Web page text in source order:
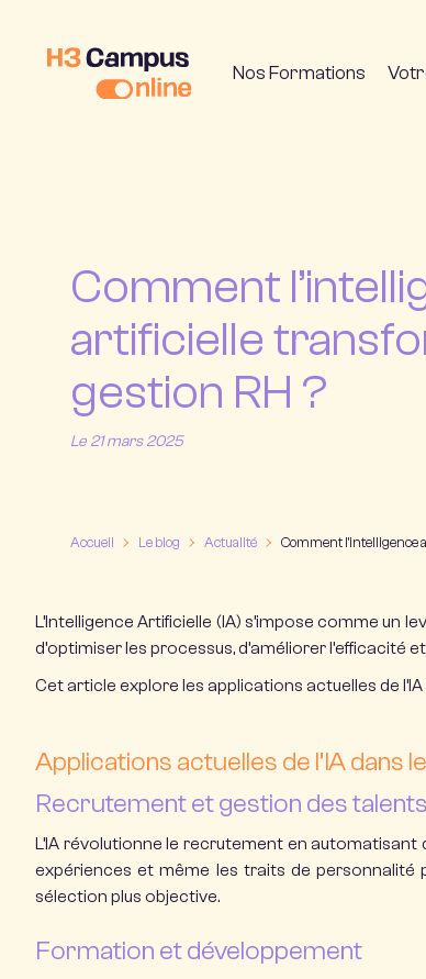
Nos Formations
Comment
artificielle
gestion RH ?
Le 21 mars 2025
Accueil Le blog Actualité Comment l’intelligence
L’Intelligence Artificielle (IA) s’impose comme un
d’optimiser les processus, d’améliorer l’efficacité
Cet article explore les applications actuelles de
Applications actuelles de l’IA dans
Recrutement et gestion des talents
L’IA révolutionne le recrutement en
expériences et même les traits de personnalité
sélection plus objective.
Formation et développement